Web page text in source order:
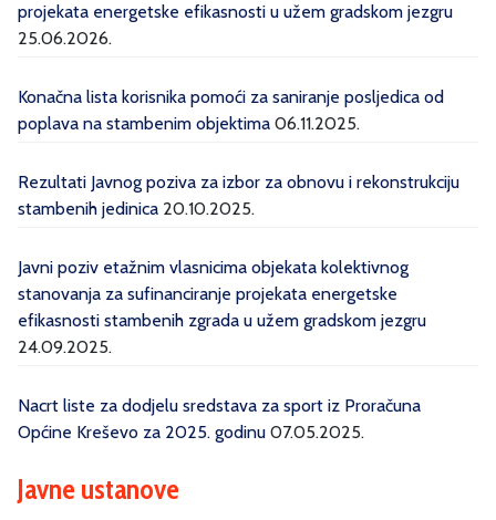
projekata energetske efikasnosti u užem gradskom jezgru
25.06.2026.
Konačna lista korisnika pomoći za saniranje posljedica od
poplava na stambenim objektima 06.11.2025.
Rezultati Javnog poziva za izbor za obnovu i rekonstrukciju
stambenih jedinica 20.10.2025.
Javni poziv etažnim vlasnicima objekata kolektivnog
stanovanja za sufinanciranje projekata energetske
efikasnosti stambenih zgrada u užem gradskom jezgru
24.09.2025.
Nacrt liste za dodjelu sredstava za sport iz Proračuna
Općine Kreševo za 2025. godinu 07.05.2025.
Javne ustanove